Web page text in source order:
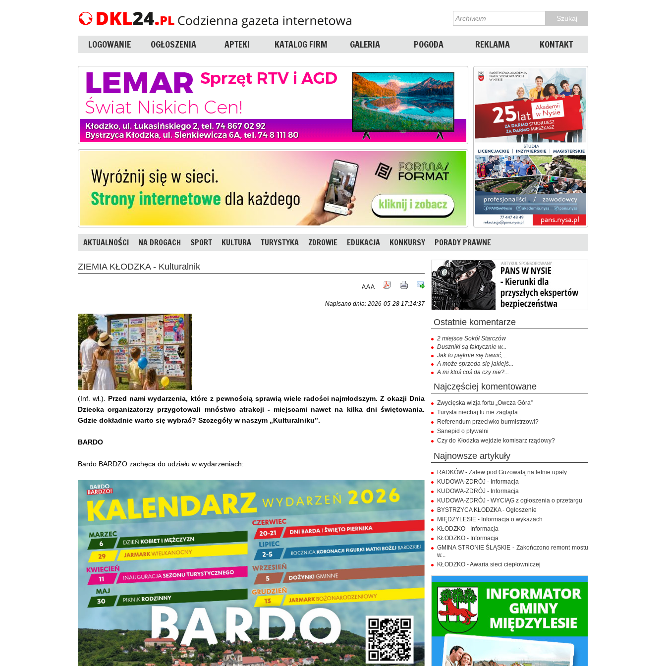
LOGOWANIE OGŁOSZENIA APTEKI KATALOG FIRM GALERIA POGODA REKLAMA KONTAKT
AKTUALNOŚCI NA DROGACH SPORT KULTURA TURYSTYKA ZDROWIE EDUKACJA KONKURSY PORADY PRAWNE
ZIEMIA KŁODZKA - Kulturalnik
AAA
Napisano dnia: 2026-05-28 17:14:37
(Inf. wł.).
Przed nami wydarzenia, które z pewnością sprawią wiele radości najmłodszym. Z okazji Dnia
Dziecka organizatorzy przygotowali mnóstwo atrakcji - miejscami nawet na kilka dni świętowania.
Gdzie dokładnie warto się wybrać? Szczegóły w naszym „Kulturalniku”.
BARDO
Bardo BARDZO zachęca do udziału w wydarzeniach:
ostatnie komentarze
2 miejsce Sokół Starczów
Duszniki są faktycznie w...
Jak to pięknie się bawić,...
A może sprzeda się jakiejś...
A mi ktoś coś da czy nie?...
najczęściej komentowane
Zwycięska wizja fortu „Owcza Góra”
Turysta niechaj tu nie zagląda
Referendum przeciwko burmistrzowi?
Sanepid o pływalni
Czy do Kłodzka wejdzie komisarz rządowy?
najnowsze artykuły
RADKÓW - Zalew pod Guzowatą na letnie upały
KUDOWA-ZDRÓJ - Informacja
KUDOWA-ZDRÓJ - Informacja
KUDOWA-ZDRÓJ - WYCIĄG z ogłoszenia o przetargu
BYSTRZYCA KŁODZKA - Ogłoszenie
MIĘDZYLESIE - Informacja o wykazach
KŁODZKO - Informacja
KŁODZKO - Informacja
GMINA STRONIE ŚLĄSKIE - Zakończono remont mostu
w...
KŁODZKO - Awaria sieci ciepłowniczej